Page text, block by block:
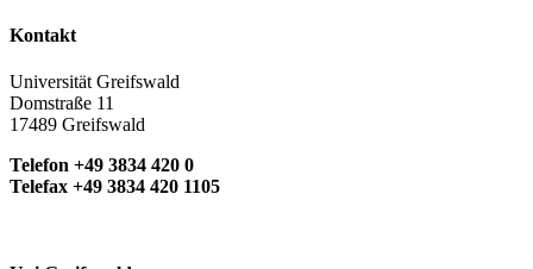
Kontakt
Universität Greifswald
Domstraße 11
17489 Greifswald
Telefon +49 3834 420 0
Telefax +49 3834 420 1105